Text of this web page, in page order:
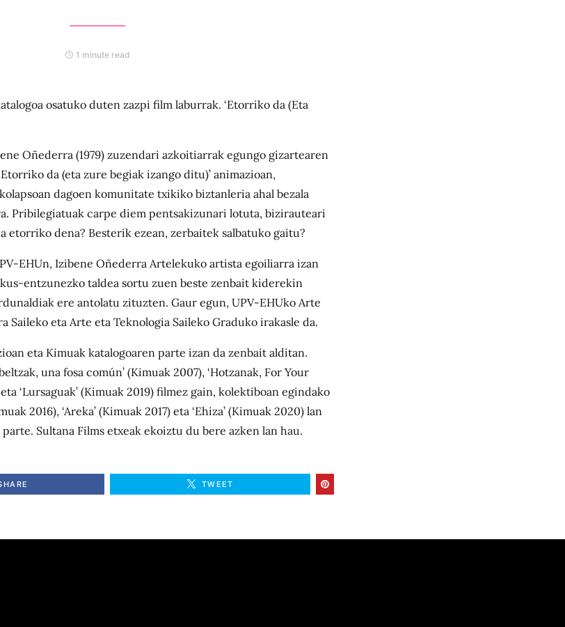
1 minute read
osatuko duten zazpi film laburrak. ‘Etorriko da (Eta
Oñederra (1979) zuzendari azkoitiarrak egungo gizartearen
da (eta zure begiak izango ditu)’ animazioan,
dagoen komunitate txikiko biztanleria ahal bezala
Pribilegiatuak carpe diem pentsakizunari lotuta, bizirauteari
etorriko dena? Besterik ezean, zerbaitek salbatuko gaitu?
EHUn, Izibene Oñederra Artelekuko artista egoiliarra izan
entzunezko taldea sortu zuen beste zenbait kiderekin
ere antolatu zituzten. Gaur egun, UPV-EHUko Arte
Saileko eta Arte eta Teknologia Saileko Graduko irakasle da.
eta Kimuak katalogoaren parte izan da zenbait alditan.
una fosa común’ (Kimuak 2007), ‘Hotzanak, For Your
‘Lursaguak’ (Kimuak 2019) filmez gain, kolektiboan egindako
2016), ‘Areka’ (Kimuak 2017) eta ‘Ehiza’ (Kimuak 2020) lan
Sultana Films etxeak ekoiztu du bere azken lan hau.
TWEET